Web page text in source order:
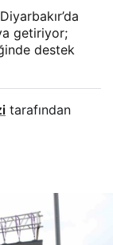
getiriyor;
destek
tarafından